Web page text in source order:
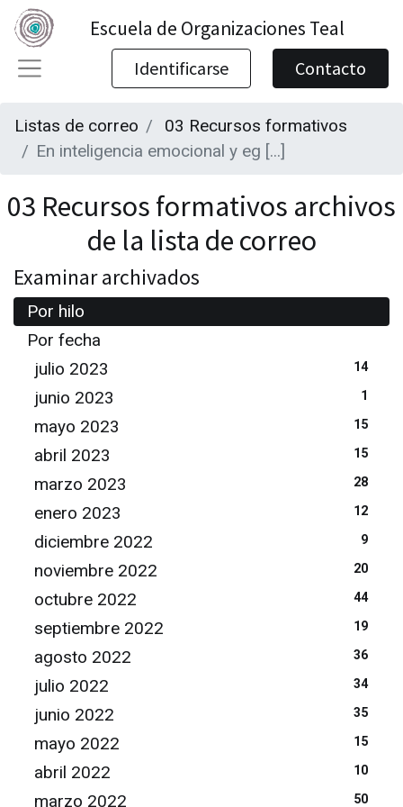
Escuela de Organizaciones Teal
Identificarse Contacto
Listas de correo
03 Recursos formativos
En inteligencia emocional y eg [...]
03 Recursos formativos archivos
de la lista de correo
Examinar archivados
Por hilo
Por fecha
julio 2023
14
junio 2023 1
mayo 2023 15
abril 2023 15
marzo 2023 28
enero 2023 12
diciembre 2022 9
noviembre 2022 20
octubre 2022 44
septiembre 2022 19
agosto 2022 36
julio 2022 34
junio 2022 35
mayo 2022 15
abril 2022 10
marzo 2022 50